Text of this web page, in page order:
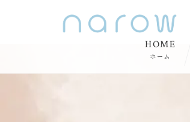
HOME
ホーム